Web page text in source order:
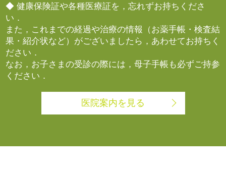
◆ 健康保険証や各種医療証を，忘れずお持ちくださ
い．
また，これまでの経過や治療の情報（お薬手帳・検査結
果・紹介状など）がございましたら，あわせてお持ちく
ださい．
なお，お子さまの受診の際には，母子手帳も必ずご持参
ください．
医院案内を見る